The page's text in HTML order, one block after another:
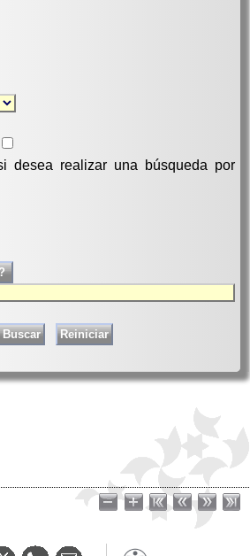
desea realizar una búsqueda por